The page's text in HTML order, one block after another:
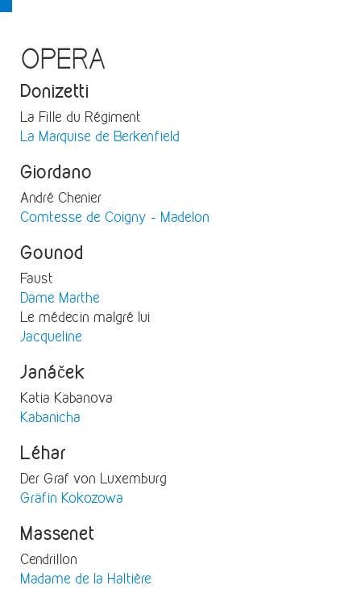
OPERA
Donizetti
La Fille du Régiment
La Marquise de Berkenfield
Giordano
André Chenier
Comtesse de Coigny - Madelon
Gounod
Faust
Dame Marthe
Le médecin malgré lui
Jacqueline
Janáček
Katia Kabanova
Kabanicha
Léhar
Der Graf von Luxemburg
Gräfin Kokozowa
Massenet
Cendrillon
Madame de la Haltière